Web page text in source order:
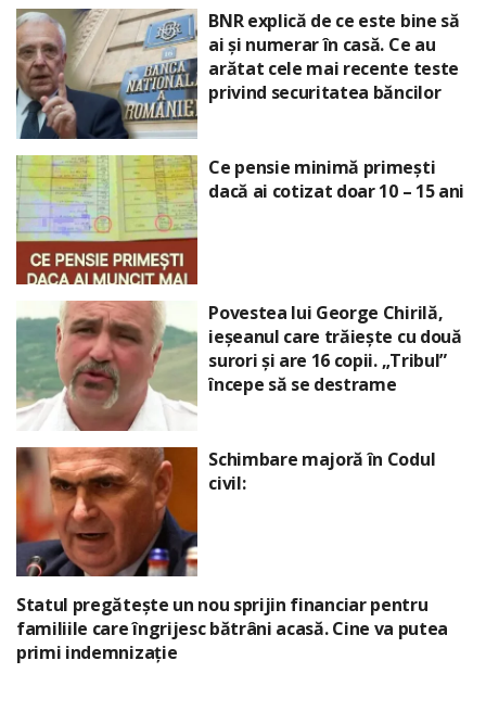
BNR explică de ce este bine să
ai și numerar în casă. Ce au
arătat cele mai recente teste
privind securitatea băncilor
Ce pensie minimă primești
dacă ai cotizat doar 10 – 15 ani
Povestea lui George Chirilă,
ieșeanul care trăiește cu două
surori și are 16 copii. „Tribul”
începe să se destrame
Schimbare majoră în Codul
civil:
Statul pregătește un nou sprijin financiar pentru
familiile care îngrijesc bătrâni acasă. Cine va putea
primi indemnizație